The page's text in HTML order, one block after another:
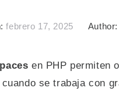
febrero 17, 2025 Author:
en PHP permiten
se trabaja con